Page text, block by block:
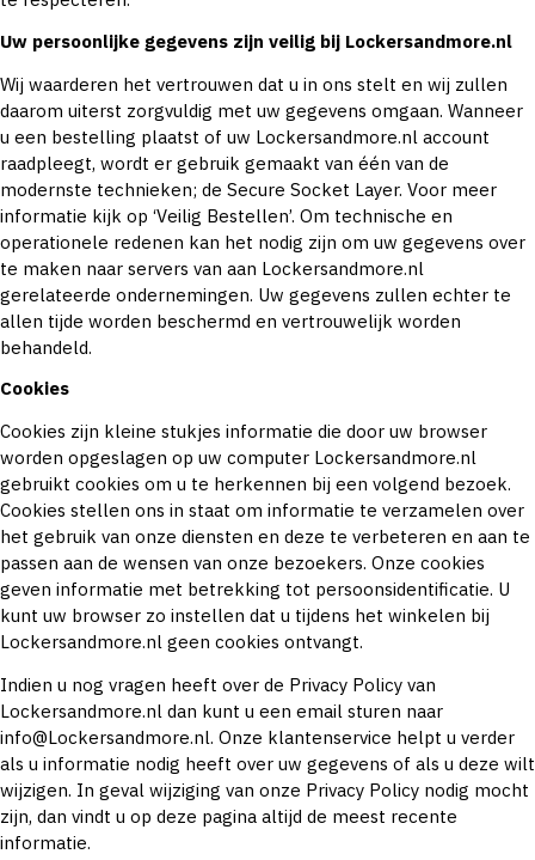
Uw persoonlijke gegevens zijn veilig bij Lockersandmore.nl
Wij waarderen het vertrouwen dat u in ons stelt en wij zullen
daarom uiterst zorgvuldig met uw gegevens omgaan. Wanneer
u een bestelling plaatst of uw Lockersandmore.nl account
raadpleegt, wordt er gebruik gemaakt van één van de
modernste technieken; de Secure Socket Layer. Voor meer
informatie kijk op ‘Veilig Bestellen’. Om technische en
operationele redenen kan het nodig zijn om uw gegevens over
te maken naar servers van aan Lockersandmore.nl
gerelateerde ondernemingen. Uw gegevens zullen echter te
allen tijde worden beschermd en vertrouwelijk worden
behandeld.
Cookies
Cookies zijn kleine stukjes informatie die door uw browser
worden opgeslagen op uw computer Lockersandmore.nl
gebruikt cookies om u te herkennen bij een volgend bezoek.
Cookies stellen ons in staat om informatie te verzamelen over
het gebruik van onze diensten en deze te verbeteren en aan te
passen aan de wensen van onze bezoekers. Onze cookies
geven informatie met betrekking tot persoonsidentificatie. U
kunt uw browser zo instellen dat u tijdens het winkelen bij
Lockersandmore.nl geen cookies ontvangt.
Indien u nog vragen heeft over de Privacy Policy van
Lockersandmore.nl dan kunt u een email sturen naar
info@Lockersandmore.nl. Onze klantenservice helpt u verder
als u informatie nodig heeft over uw gegevens of als u deze wilt
wijzigen. In geval wijziging van onze Privacy Policy nodig mocht
zijn, dan vindt u op deze pagina altijd de meest recente
informatie.